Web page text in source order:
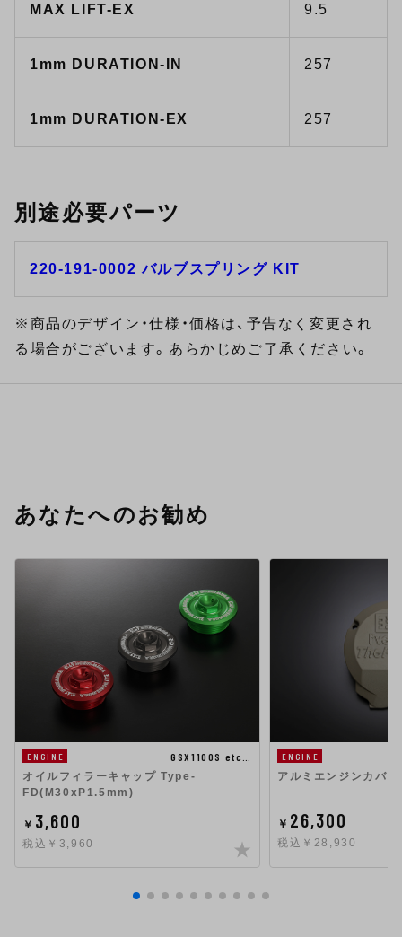
MAX LIFT-EX 9.5
1mm DURATION-IN 257
1mm DURATION-EX 257
別途必要パーツ
220-191-0002 バルブスプリング KIT
※商品のデザイン・仕様・価格は、予告なく変更され
る場合がございます。あらかじめご了承ください。
あなたへのお勧め
ENGINE
GSX1100S etc…
オイルフィラーキャップ Type-
FD(M30xP1.5mm)
￥ 3,600
税込￥3,960
ENGINE
アルミエンジンカバー
￥ 26,300
税込￥28,930